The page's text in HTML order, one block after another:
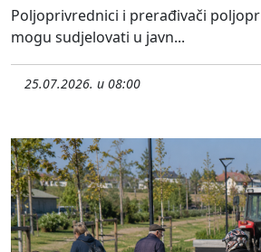
Poljoprivrednici i prerađivači
mogu sudjelovati u javn...
25.07.2026. u 08:00